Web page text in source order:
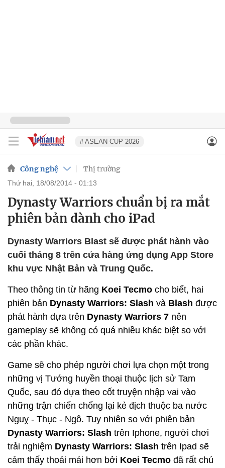
# ASEAN CUP 2026
Công nghệ Thị trường
thứ hai, 18/08/2014 - 01:13
Dynasty Warriors chuẩn bị ra mắt
phiên bản dành cho iPad
Dynasty Warriors Blast sẽ được phát hành vào
cuối tháng 8 trên cửa hàng ứng dụng App Store
khu vực Nhật Bản và Trung Quốc.
Theo thông tin từ hãng Koei Tecmo cho biết, hai
phiên bản Dynasty Warriors: Slash và Blash được
phát hành dựa trên Dynasty Warriors 7 nên
gameplay sẽ không có quá nhiều khác biệt so với
các phần khác.
Game sẽ cho phép người chơi lựa chọn một trong
những vị Tướng huyền thoại thuộc lịch sử Tam
Quốc, sau đó dựa theo cốt truyện nhập vai vào
những trận chiến chống lại kẻ địch thuộc ba nước
Nguỵ - Thục - Ngô. Tuy nhiên so với phiên bản
Dynasty Warriors: Slash trên Iphone, người chơi
trải nghiệm Dynasty Warriors: Slash trên Ipad sẽ
cảm thấy thoải mái hơn bởi Koei Tecmo đã rất chú